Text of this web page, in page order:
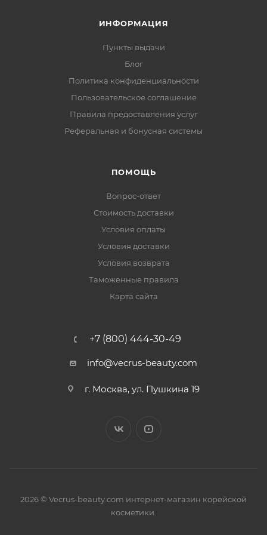
ИНФОРМАЦИЯ
Пункты выдачи
Блог
Политика конфиденциальности
Пользовательское соглашение
Правила предоставления услуг
Реферальная и бонусная системы
ПОМОЩЬ
Вопрос-ответ
Стоимость доставки
Условия оплаты
Условия доставки
Условия возврата
Таможенные правила
Карта сайта
+7 (800) 444-30-49
info@vecrus-beauty.com
г. Москва, ул. Пушкина 19
2026 © Vecrus-beauty.com интернет-магазин корейской
косметики.